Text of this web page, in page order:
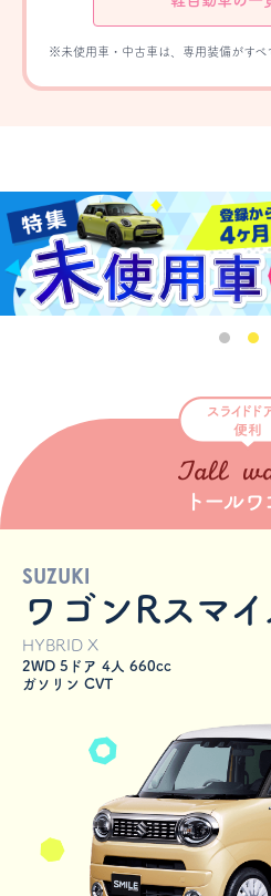
※未使用車・中古車は、専用装備がすべ
SUZUKI
ワゴンRスマ
HYBRID X
2WD 5ドア 4人 660cc
ガソリン CVT